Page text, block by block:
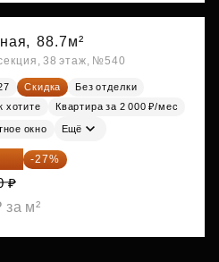
88.7м²
38 этаж, №540
Скидка
Без отделки
хотите
Квартира за 2 000 ₽/мес
окно Ещё
₽ -27%
₽
за м²